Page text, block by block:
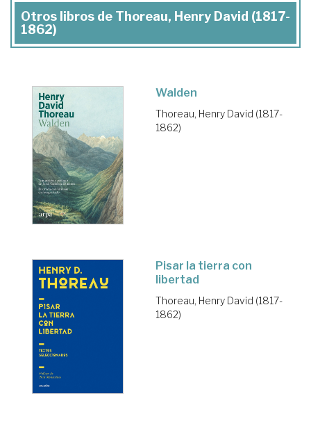
Otros libros de Thoreau, Henry David (1817-
1862)
Walden
Thoreau, Henry David (1817-
1862)
Pisar la tierra con
libertad
Thoreau, Henry David (1817-
1862)